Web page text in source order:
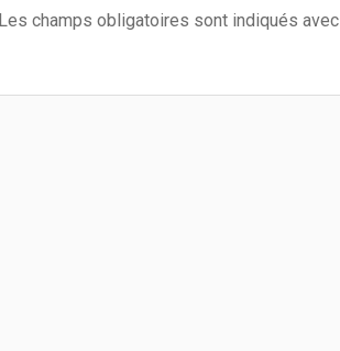
Les champs obligatoires sont indiqués avec